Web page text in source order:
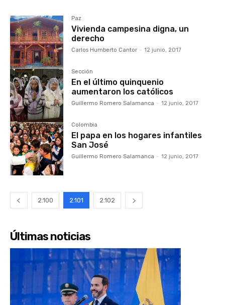
Paz
Vivienda campesina digna, un
derecho
Carlos Humberto Cantor - 12 junio, 2017
Sección
En el último quinquenio
aumentaron los católicos
Guillermo Romero Salamanca - 12 junio, 2017
Colombia
El papa en los hogares infantiles
San José
Guillermo Romero Salamanca - 12 junio, 2017
2.100 2.101 2.102
Últimas noticias